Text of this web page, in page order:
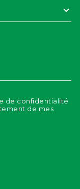
de confidentialité
de mes